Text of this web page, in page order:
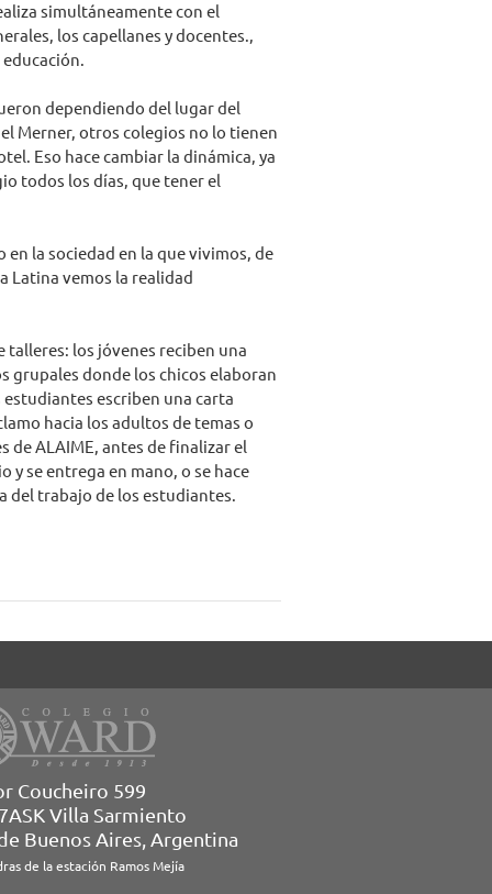
simultáneamente con el
los capellanes y docentes.,
dependiendo del lugar del
Merner, otros colegios no lo tienen
Eso hace cambiar la dinámica, ya
todos los días, que tener el
la sociedad en la que vivimos, de
Latina vemos la realidad
talleres: los jóvenes reciben una
grupales donde los chicos elaboran
escriben una carta
hacia los adultos de temas o
de ALAIME, antes de finalizar el
y se entrega en mano, o se hace
del trabajo de los estudiantes.
Coucheiro 599
Villa Sarmiento
Buenos Aires, Argentina
de la estación Ramos Mejía